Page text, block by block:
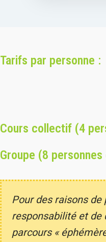
Tarifs par personne :
Cours collectif (4
Groupe (8
Pour des raisons de
responsabilité et de
parcours «